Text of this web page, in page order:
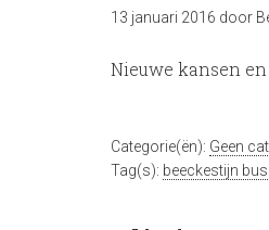
13 januari 2016 door
Nieuwe kansen
Categorie(ën): Geen
Tag(s): beeckestijn